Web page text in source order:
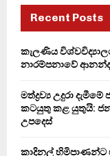
f
r
Recent Posts
කැලණිය
නාරම්පනාවේ
මත්ද්‍රව්‍ය උදුරා
කටයුතු කළ යුතුයි:
උපදෙස්
කාදිනල් හිමිපාණන්ට